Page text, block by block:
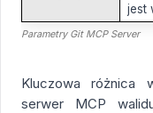
Parametry Git MCP Server
jest
Kluczowa różnica
serwer MCP